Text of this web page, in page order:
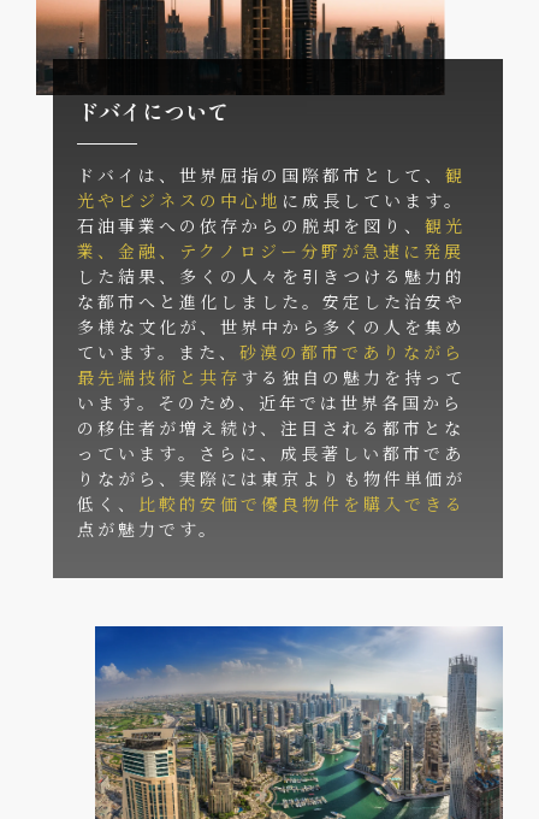
ドバイについて
ドバイは、世界屈指の国際都市として、 観
光やビジネスの中心地 に成長しています。
石油事業への依存からの脱却を図り、 観光
業、金融、テクノロジー分野が急速に発展
した結果、多くの人々を引きつける魅力的
な都市へと進化しました。安定した治安や
多様な文化が、世界中から多くの人を集め
ています。また、 砂漠の都市でありながら
最先端技術と共存 する独自の魅力を持って
います。そのため、近年では世界各国から
の移住者が増え続け、注目される都市とな
っています。さらに、成長著しい都市であ
りながら、実際には東京よりも物件単価が
低く、 比較的安価で優良物件を購入できる
点が魅力です。